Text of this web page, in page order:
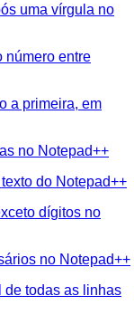
uma vírgula no
número entre
a primeira, em
no Notepad++
do Notepad++
dígitos no
no Notepad++
de todas as linhas